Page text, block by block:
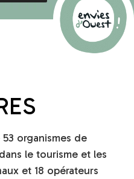
organismes de
le tourisme et les
et 18 opérateurs